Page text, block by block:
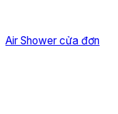
Air Shower cửa đơn